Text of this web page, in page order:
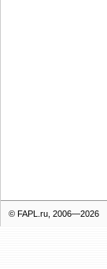
© FAPL.ru, 2006—2026